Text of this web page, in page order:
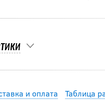
и оплата Таблица